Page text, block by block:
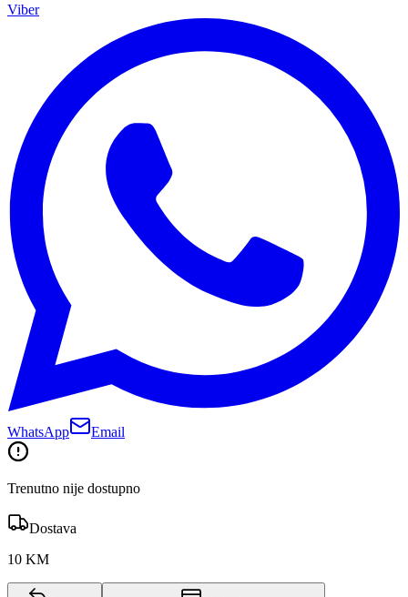
Viber
WhatsApp Email
Trenutno nije dostupno
Dostava
10 KM